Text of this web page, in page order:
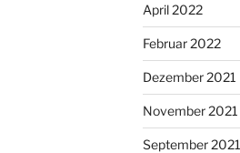
April 2022
Februar 2022
Dezember 2021
November 2021
September 2021